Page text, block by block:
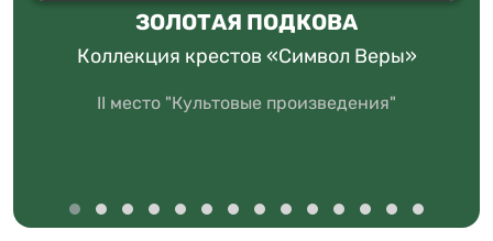
ЗОЛОТАЯ ПОДКОВА
Коллекция крестов «Символ Веры»
II место "Культовые произведения"